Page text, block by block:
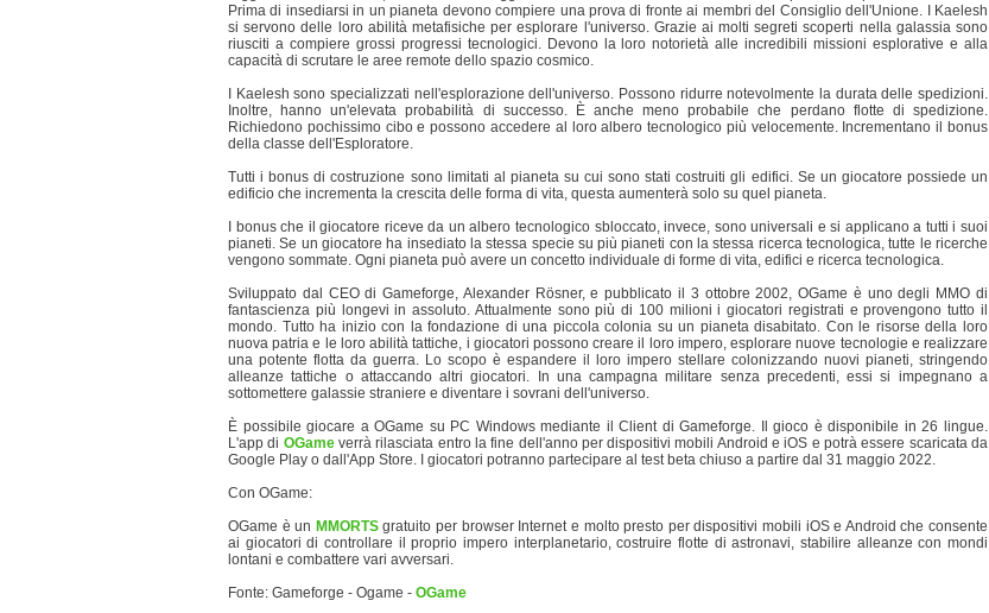
Prima di insediarsi in un pianeta devono compiere una prova di fronte ai membri del Consiglio dell'Unione. I Kaelesh
si servono delle loro abilità metafisiche per esplorare l'universo. Grazie ai molti segreti scoperti nella galassia sono
riusciti a compiere grossi progressi tecnologici. Devono la loro notorietà alle incredibili missioni esplorative e alla
capacità di scrutare le aree remote dello spazio cosmico.
I Kaelesh sono specializzati nell'esplorazione dell'universo. Possono ridurre notevolmente la durata delle spedizioni.
Inoltre, hanno un'elevata probabilità di successo. È anche meno probabile che perdano flotte di spedizione.
Richiedono pochissimo cibo e possono accedere al loro albero tecnologico più velocemente. Incrementano il bonus
della classe dell'Esploratore.
Tutti i bonus di costruzione sono limitati al pianeta su cui sono stati costruiti gli edifici. Se un giocatore possiede un
edificio che incrementa la crescita delle forma di vita, questa aumenterà solo su quel pianeta.
I bonus che il giocatore riceve da un albero tecnologico sbloccato, invece, sono universali e si applicano a tutti i suoi
pianeti. Se un giocatore ha insediato la stessa specie su più pianeti con la stessa ricerca tecnologica, tutte le ricerche
vengono sommate. Ogni pianeta può avere un concetto individuale di forme di vita, edifici e ricerca tecnologica.
Sviluppato dal CEO di Gameforge, Alexander Rösner, e pubblicato il 3 ottobre 2002, OGame è uno degli MMO di
fantascienza più longevi in assoluto. Attualmente sono più di 100 milioni i giocatori registrati e provengono tutto il
mondo. Tutto ha inizio con la fondazione di una piccola colonia su un pianeta disabitato. Con le risorse della loro
nuova patria e le loro abilità tattiche, i giocatori possono creare il loro impero, esplorare nuove tecnologie e realizzare
una potente flotta da guerra. Lo scopo è espandere il loro impero stellare colonizzando nuovi pianeti, stringendo
alleanze tattiche o attaccando altri giocatori. In una campagna militare senza precedenti, essi si impegnano a
sottomettere galassie straniere e diventare i sovrani dell'universo.
È possibile giocare a OGame su PC Windows mediante il Client di Gameforge. Il gioco è disponibile in 26 lingue.
L'app di OGameverrà rilasciata entro la fine dell'anno per dispositivi mobili Android e iOS e potrà essere scaricata da
Google Play o dall'App Store. I giocatori potranno partecipare al test beta chiuso a partire dal 31 maggio 2022.
Con OGame:
OGame è un MMORTSgratuito per browser Internet e molto presto per dispositivi mobili iOS e Android che consente
ai giocatori di controllare il proprio impero interplanetario, costruire flotte di astronavi, stabilire alleanze con mondi
lontani e combattere vari avversari.
Fonte: Gameforge - Ogame - OGame